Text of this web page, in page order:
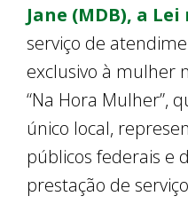
Jane (MDB), a Lei
serviço de
exclusivo à mulher
“Na Hora Mulher”,
único local,
públicos federais e
prestação de